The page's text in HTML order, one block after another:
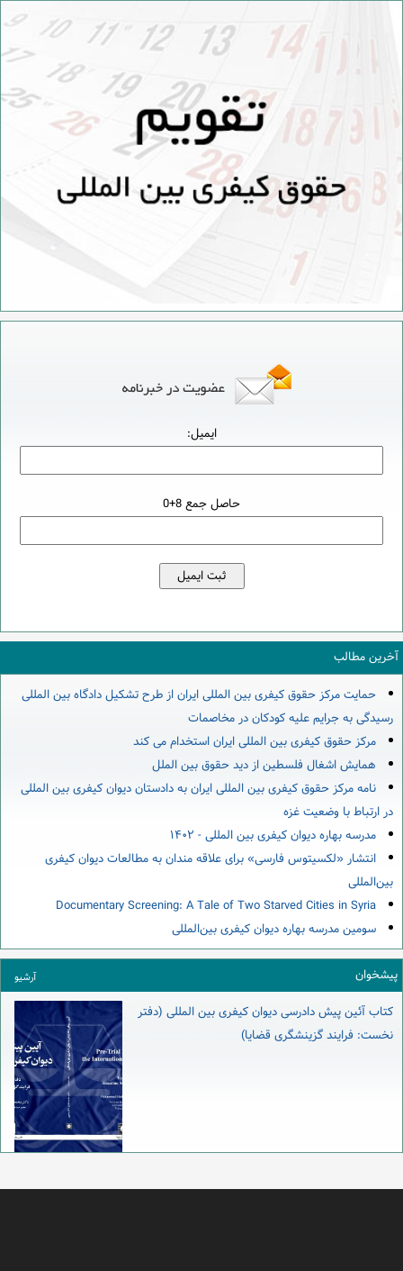
ایمیل:
حاصل جمع 8+0
آخرین مطالب
حمایت مرکز حقوق کیفری بین المللی ایران از طرح تشکیل دادگاه بین المللی
رسیدگی به جرایم علیه کودکان در مخاصمات
مرکز حقوق کیفری بین المللی ایران استخدام می کند
همایش اشغال فلسطین از دید حقوق بین الملل
نامه مرکز حقوق کیفری بین المللی ایران به دادستان دیوان کیفری بین المللی
در ارتباط با وضعیت غزه
مدرسه بهاره دیوان کیفری بین المللی - ۱۴۰۲
انتشار «لکسیتوس فارسی» برای علاقه مندان به مطالعات دیوان کیفری
بین‌المللی
Documentary Screening: A Tale of Two Starved Cities in Syria
سومین مدرسه بهاره دیوان کیفری بین‌المللی
پیشخوان آرشیو
کتاب آئین پیش دادرسی دیوان کیفری بین المللی (دفتر
نخست: فرایند گزینشگری قضایا)